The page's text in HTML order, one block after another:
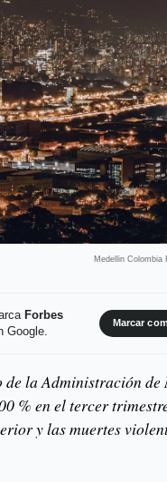
Medellin Colombia
Forbes
Google.
Marcar
de la Administración
% en el tercer
y las muertes